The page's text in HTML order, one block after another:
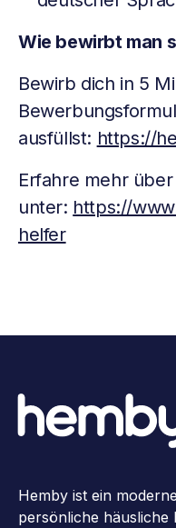
Wie bewirbt man
Bewirb dich in 5
ausfüllst: https://
Erfahre mehr
unter: https://
helfer
Hemby ist ein
persönliche